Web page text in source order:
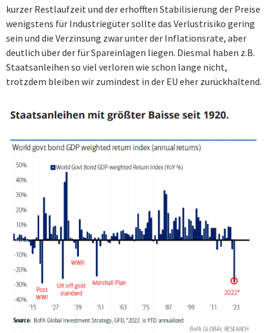
kurzer Restlaufzeit und der erhofften Stabilisierung der Preise
wenigstens für Industriegüter sollte das Verlustrisiko gering
sein und die Verzinsung zwar unter der Inflationsrate, aber
deutlich über der für Spareinlagen liegen. Diesmal haben z.B.
Staatsanleihen so viel verloren wie schon lange nicht,
trotzdem bleiben wir zumindest in der EU eher zurückhaltend.